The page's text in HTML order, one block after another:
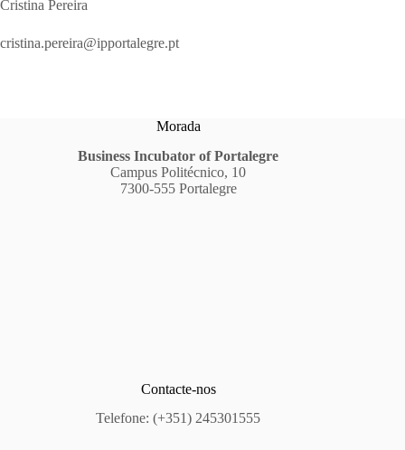
Cristina Pereira
cristina.pereira@ipportalegre.pt
Morada
Business Incubator of Portalegre
Campus Politécnico, 10
7300-555 Portalegre
Contacte-nos
Telefone: (+351) 245301555